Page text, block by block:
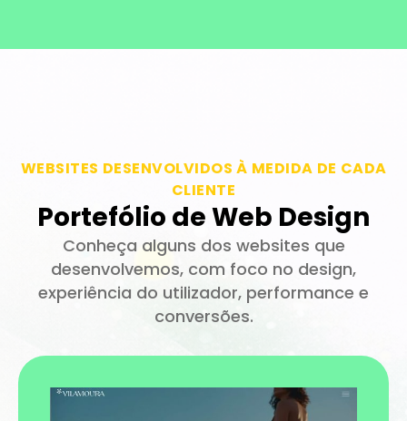
WEBSITES DESENVOLVIDOS À MEDIDA DE CADA
CLIENTE
Portefólio de Web Design
Conheça alguns dos websites que
desenvolvemos, com foco no design,
experiência do utilizador, performance e
conversões.